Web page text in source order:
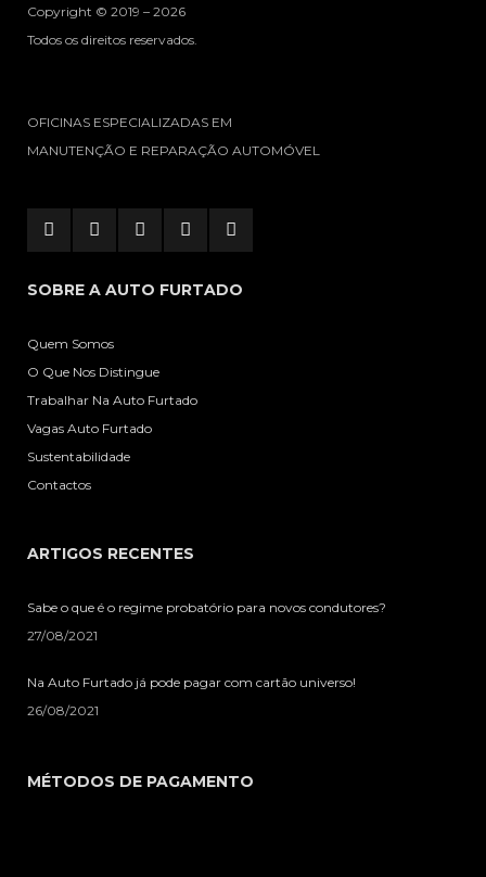
Copyright © 2019 – 2026
Todos os direitos reservados.
OFICINAS ESPECIALIZADAS EM
MANUTENÇÃO E REPARAÇÃO AUTOMÓVEL
SOBRE A AUTO FURTADO
Quem Somos
O Que Nos Distingue
Trabalhar Na Auto Furtado
Vagas Auto Furtado
Sustentabilidade
Contactos
ARTIGOS RECENTES
Sabe o que é o regime probatório para novos condutores?
27/08/2021
Na Auto Furtado já pode pagar com cartão universo!
26/08/2021
MÉTODOS DE PAGAMENTO